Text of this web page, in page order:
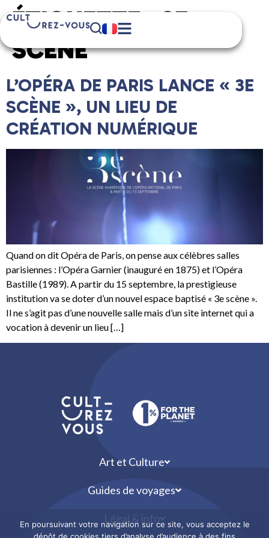
ÉTIQUETTE : 3E
SCÈNE
L’OPÉRA DE PARIS LANCE « 3E
SCÈNE », UN LIEU DE
CRÉATION NUMÉRIQUE
Quand on dit Opéra de Paris, on pense aux célèbres salles
parisiennes : l’Opéra Garnier (inauguré en 1875) et l’Opéra
Bastille (1989). A partir du 15 septembre, la prestigieuse
institution va se doter d’un nouvel espace baptisé « 3e scène ».
Il ne s’agit pas d’une nouvelle salle mais d’un site internet qui a
vocation à devenir un lieu […]
Art et Culture
Guides de voyages
Légal & info
En poursuivant votre navigation sur ce site, vous acceptez le